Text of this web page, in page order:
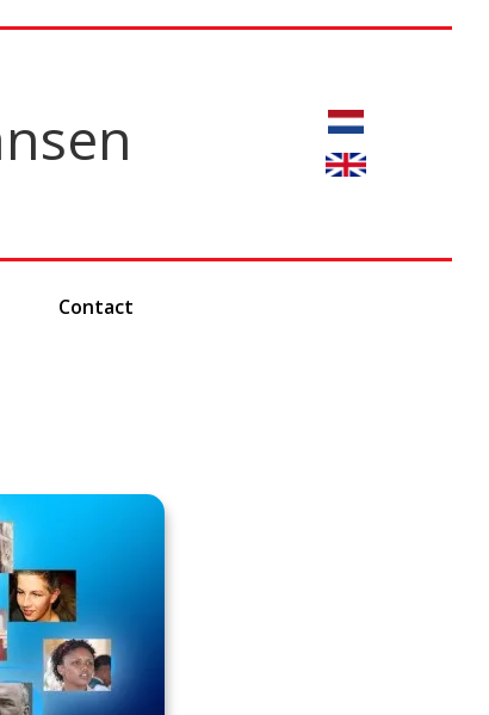
Contact